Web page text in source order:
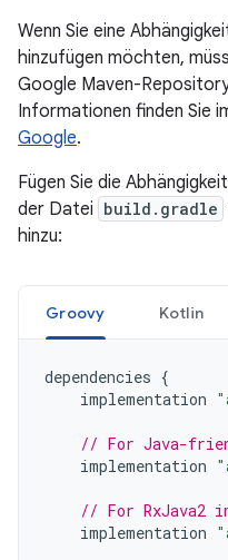
Wenn Sie eine
hinzufügen möchten,
Google Maven-
Informationen finden Sie
Google.
Fügen Sie die
der Datei build.gradle
hinzu:
Groovy Kotlin
dependencies {
implementation
// For Java-
implementation
// For RxJava2
implementation